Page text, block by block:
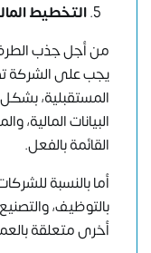
التخطيط
من أجل جذب
يجب على الشركة
المستقبلية،
البيانات المالية،
القائمة بالفعل.
أما بالنسبة
بالتوظيف،
أخرى متعلقة